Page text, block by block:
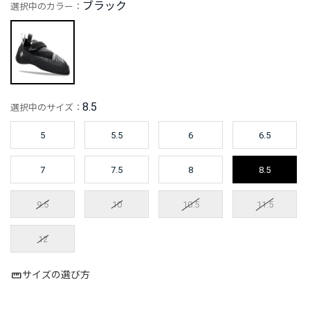
選択中のカラー： ブラック
選択中のサイズ： 8.5
5 5.5 6 6.5
7 7.5 8 8.5
9.5 10 10.5 11.5
12
サイズの選び方